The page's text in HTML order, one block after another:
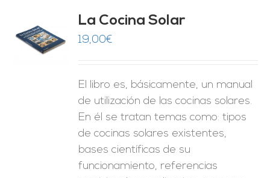
La Cocina Solar
19,00€
El libro es, básicamente, un manual
de utilización de las cocinas solares.
En él se tratan temas como: tipos
de cocinas solares existentes,
bases científicas de su
funcionamiento, referencias